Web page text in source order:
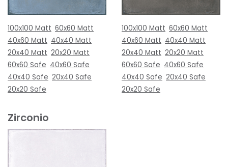
100x100 Matt 60x60 Matt
40x60 Matt 40x40 Matt
20x40 Matt 20x20 Matt
60x60 Safe 40x60 Safe
40x40 Safe 20x40 Safe
20x20 Safe
100x100 Matt 60x60 Matt
40x60 Matt 40x40 Matt
20x40 Matt 20x20 Matt
60x60 Safe 40x60 Safe
40x40 Safe 20x40 Safe
20x20 Safe
Zirconio